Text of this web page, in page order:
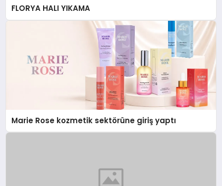
FLORYA HALI YIKAMA
Marie Rose kozmetik sektörüne giriş yaptı